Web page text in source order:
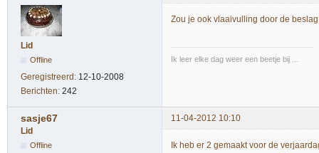
Lid
Offline
Geregistreerd: 12-10-2008
Berichten: 242
Zou je ook vlaaivulling door de
Ik leer elke dag weer een beetje bij ...
sasje67
11-04-2012 10:10
Lid
Offline
Ik heb er 2 gemaakt voor de